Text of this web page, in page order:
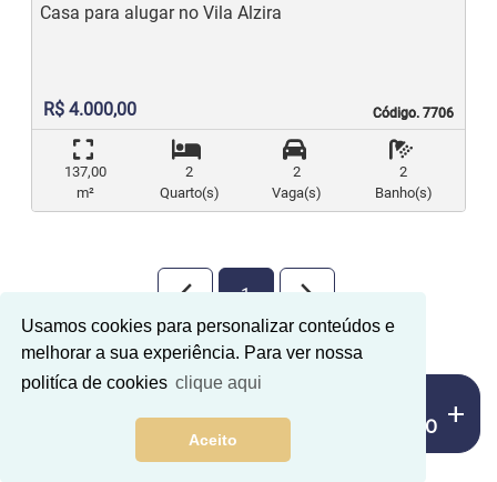
Usamos cookies para personalizar conteúdos e
melhorar a sua experiência. Para ver nossa
politíca de cookies clique aqui
Aceito
FILTRO add
Código. 7706
Código. 7706
Casa para alugar no Vila Alzira
R$ 4.000,00
137,00
m²
2
Quarto(s)
2
Vaga(s)
2
Banho(s)
arrow_back_ios_new 1 arrow_forward_ios